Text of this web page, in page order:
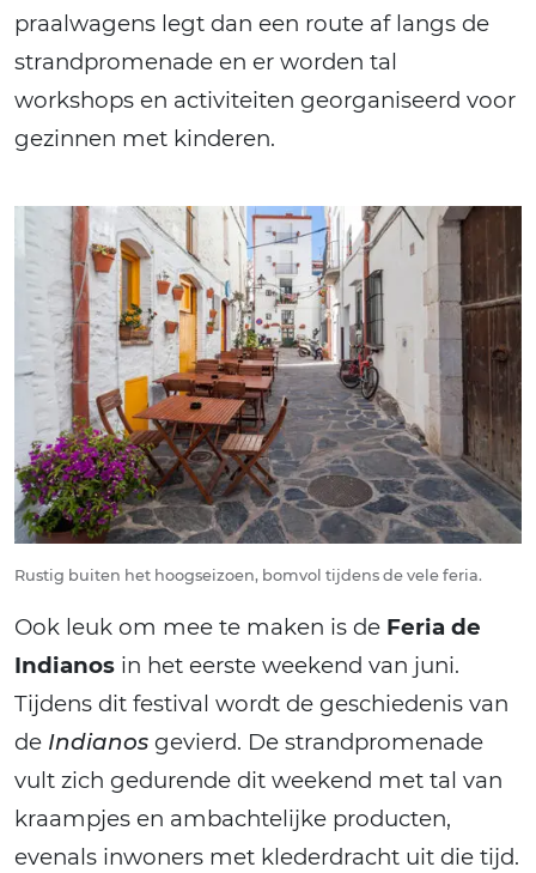
praalwagens legt dan een route af langs de
strandpromenade en er worden tal
workshops en activiteiten georganiseerd voor
gezinnen met kinderen.
Rustig buiten het hoogseizoen, bomvol tijdens de vele feria.
Ook leuk om mee te maken is de Feria de
Indianos in het eerste weekend van juni.
Tijdens dit festival wordt de geschiedenis van
de Indianos gevierd. De strandpromenade
vult zich gedurende dit weekend met tal van
kraampjes en ambachtelijke producten,
evenals inwoners met klederdracht uit die tijd.